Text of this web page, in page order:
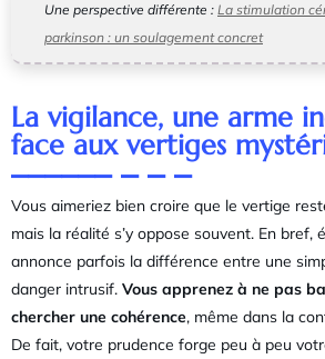
Une perspective différente : La stimulation
parkinson : un soulagement concret
La vigilance, une arme
face aux vertiges
Vous aimeriez bien croire que le vertige
mais la réalité s’y oppose souvent. En bref,
annonce parfois la différence entre une
danger intrusif. Vous apprenez à ne pas
chercher une cohérence, même dans la
De fait, votre prudence forge peu à peu